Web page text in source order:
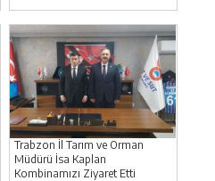
Trabzon İl Tarım ve Orman
Müdürü İsa Kaplan
Kombinamızı Ziyaret Etti